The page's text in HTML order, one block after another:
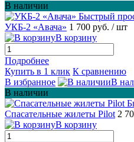
В наличии
Быстрый
УКБ-2 «Авача» 1 700 руб. / шт
В корзину
Подробнее
Купить в 1 клик К сравнению
В избранное
В
В наличии
Спасательные жилеты Pilot 2
В корзину